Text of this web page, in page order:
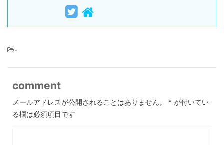
-
comment
メールアドレスが公開されることはありません。 * が付いてい
る欄は必須項目です